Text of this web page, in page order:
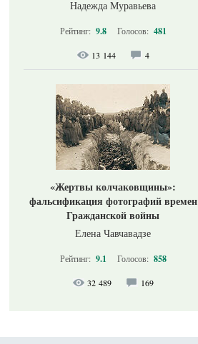
Надежда Муравьева
Рейтинг: 9.8 Голосов: 481
13 144 4
«Жертвы колчаковщины»:
фальсификация фотографий времен
Гражданской войны
Елена Чавчавадзе
Рейтинг: 9.1 Голосов: 858
32 489 169